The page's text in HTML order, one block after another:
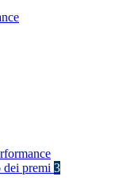
dei premi 3